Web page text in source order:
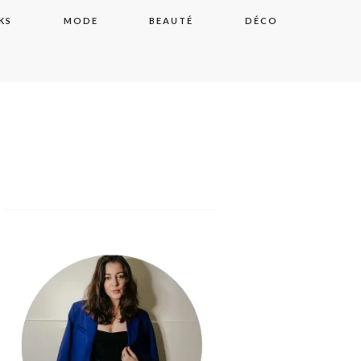
MODE BEAUTÉ DÉCO